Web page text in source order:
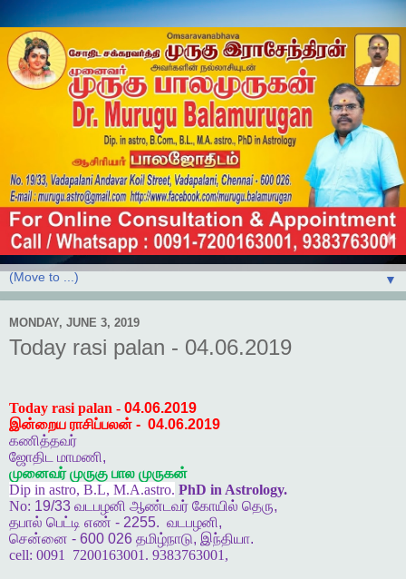
▼
MONDAY, JUNE 3, 2019
Today rasi palan - 04.06.2019
Today rasi palan - 04.06.2019
இன்றைய ராசிப்பலன் - 04.06.2019
கணித்தவர்
ஜோதிட
மாமணி,
முனைவர் முருகு பால முருகன்
Dip in astro, B.L, M.A.astro. PhD in Astrology.
No: 19/33 வடபழனி ஆண்டவர் கோயில் தெரு,
தபால் பெட்டி எண் - 2255. வடபழனி,
சென்னை - 600 026 தமிழ்நாடு, இந்தியா.
cell: 0091 7200163001. 9383763001,